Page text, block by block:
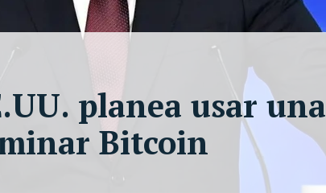
planea usar una
Bitcoin